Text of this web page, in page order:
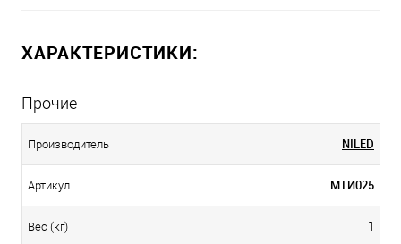
ХАРАКТЕРИСТИКИ:
Прочие
Производитель NILED
Артикул МТИ025
Вес (кг) 1